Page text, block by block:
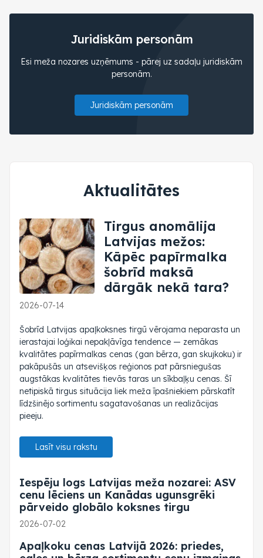
Juridiskām personām
Esi meža nozares uzņēmums - pārej uz sadaļu juridiskām
personām.
Juridiskām personām
Aktualitātes
Tirgus anomālija
Latvijas mežos:
Kāpēc papīrmalka
šobrīd maksā
dārgāk nekā tara?
2026-07-14
Šobrīd Latvijas apaļkoksnes tirgū vērojama neparasta un
ierastajai loģikai nepakļāvīga tendence — zemākas
kvalitātes papīrmalkas cenas (gan bērza, gan skujkoku) ir
pakāpušās un atsevišķos reģionos pat pārsniegušas
augstākas kvalitātes tievās taras un sīkbaļķu cenas. Šī
netipiskā tirgus situācija liek meža īpašniekiem pārskatīt
līdzšinējo sortimentu sagatavošanas un realizācijas
pieeju.
Lasīt visu rakstu
Iespēju logs Latvijas meža nozarei: ASV
cenu lēciens un Kanādas ugunsgrēki
pārveido globālo koksnes tirgu
2026-07-02
Apaļkoku cenas Latvijā 2026: priedes,